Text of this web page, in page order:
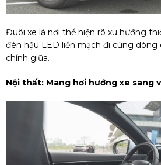
Đuôi xe là nơi thể hiện rõ xu hướng
đèn hậu LED liền mạch đi cùng dòng
chính giữa.
Nội thất: Mang hơi hướng xe sang